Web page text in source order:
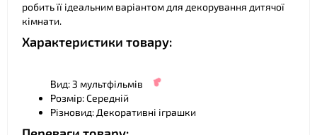
робить її ідеальним варіантом для декорування дитячої
кімнати.
Характеристики товару:
Вид: З мультфільмів
Розмір: Середній
Різновид: Декоративні іграшки
❤